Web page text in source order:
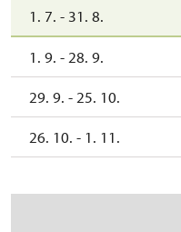
1. 7. - 31. 8.
1. 9. - 28. 9.
29. 9. - 25. 10.
26. 10. - 1. 11.